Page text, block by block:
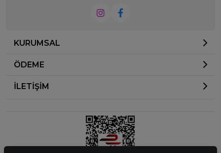
KURUMSAL
ÖDEME
İLETİŞİM